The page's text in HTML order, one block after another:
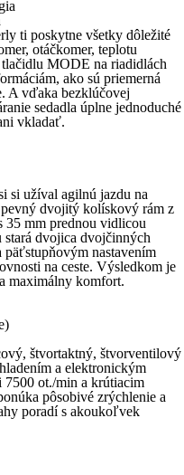
ti poskytne všetky dôležité
otáčkomer, teplotu
MODE na riadidlách
ako sú priemerná
A vďaka bezklúčovej
sedadla úplne jednoduché
vkladať.
si užíval agilnú jazdu na
dvojitý kolískový rám z
35 mm prednou vidlicou
dvojica dvojčinných
päťstupňovým nastavením
na ceste. Výsledkom je
maximálny komfort.
štvortaktný, štvorventilový
a elektronickým
ot./min a krútiacim
pôsobivé zrýchlenie a
poradí s akoukoľvek